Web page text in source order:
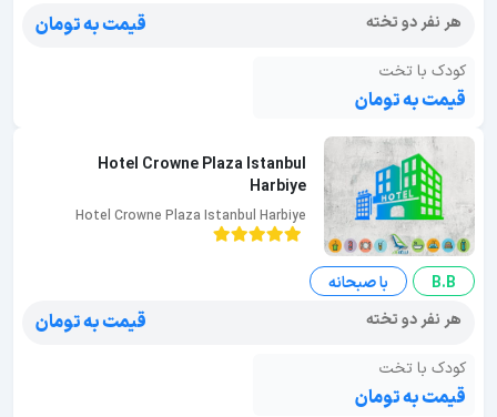
هر نفر دو تخته
قیمت به تومان
کودک با تخت
قیمت به تومان
Hotel Crowne Plaza Istanbul
Harbiye
Hotel Crowne Plaza Istanbul Harbiye
B.B
با صبحانه
هر نفر دو تخته
قیمت به تومان
کودک با تخت
قیمت به تومان